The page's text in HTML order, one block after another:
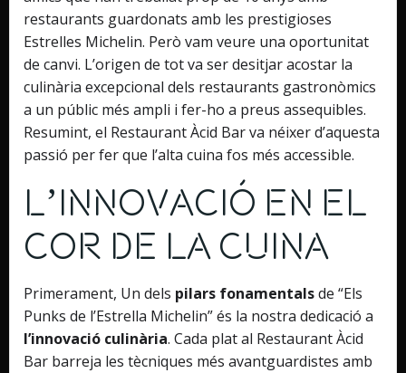
restaurants guardonats amb les prestigioses
Estrelles Michelin. Però vam veure una oportunitat
de canvi. L’origen de tot va ser desitjar acostar la
culinària excepcional dels restaurants gastronòmics
a un públic més ampli i fer-ho a preus assequibles.
Resumint, el Restaurant Àcid Bar va néixer d’aquesta
passió per fer que l’alta cuina fos més accessible.
L’Innovació en el
Cor de la Cuina
Primerament, Un dels pilars fonamentalsde “Els
Punks de l’Estrella Michelin” és la nostra dedicació a
l’innovació culinària. Cada plat al Restaurant Àcid
Bar barreja les tècniques més avantguardistes amb